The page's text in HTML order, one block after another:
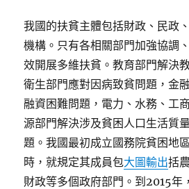
我國的扶貧主體包括財政、民政
機構。只有各相關部門加強協調
效開展多維扶貧。教育部門解決
衛生部門應對因病致貧問題，金
融資困難問題，電力、水務、工
源部門解決涉及貧困人口生活質
題。我國最初成立國務院貧困地
時，就規定其成員包大圖輸出括
財政等多個政府部門。到2015年